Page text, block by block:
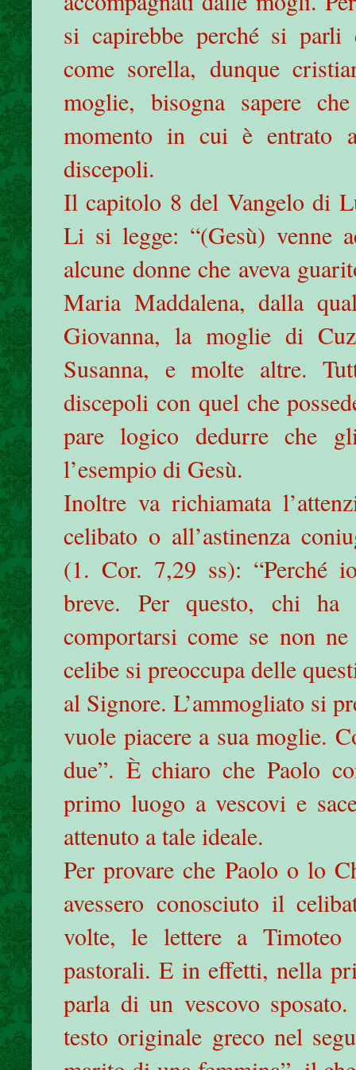
si capirebbe perché si parli
come sorella, dunque
moglie, bisogna sapere
momento in cui è entrato
discepoli.
Il capitolo 8 del Vangelo di
Li si legge: “(Gesù) venne
alcune donne che aveva
Maria Maddalena, dalla
Giovanna, la moglie di
Susanna, e molte altre.
discepoli con quel che
pare logico dedurre che
l’esempio di Gesù.
Inoltre va richiamata
celibato o all’astinenza
(1. Cor. 7,29 ss):
breve. Per questo, chi
comportarsi come se non
celibe si preoccupa delle
al Signore. L’ammogliato si
vuole piacere a sua moglie.
due”. È chiaro che Paolo
primo luogo a vescovi e
attenuto a tale ideale.
Per provare che Paolo o lo
avessero conosciuto il
volte, le lettere a
pastorali. E in effetti, nella
parla di un vescovo
testo originale greco nel